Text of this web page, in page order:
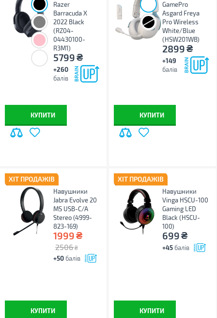
Razer
Barracuda X
2022 Black
(RZ04-
04430100-
R3M1)
5799₴
+260
балів
КУПИТИ
GamePro
Asgard Freya
Pro Wireless
White/Blue
(HSW201WB)
2899₴
+149
балів
КУПИТИ
ХІТ ПРОДАЖІВ
Навушники
Jabra Evolve 20
MS USB-C/A
Stereo (4999-
823-169)
1999₴
2506 ₴
+50 балів
КУПИТИ
ХІТ ПРОДАЖІВ
Навушники
Vinga HSCU-100
Gaming LED
Black (HSCU-
100)
699₴
+45 балів
КУПИТИ